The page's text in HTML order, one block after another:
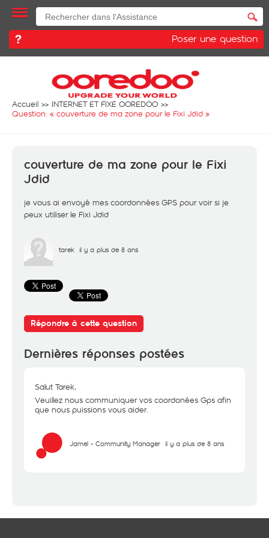
Poser une question
Accueil
INTERNET ET FIXE OOREDOO
Question: « couverture de ma zone pour le Fixi Jdid »
couverture de ma zone pour le Fixi
Jdid
je vous ai envoyé mes coordonnées GPS pour voir si je
peux utiliser le Fixi Jdid
tarek il y a plus de 8 ans
Répondre à cette question
Dernières réponses postées
Salut Tarek,
Veuillez nous communiquer vos coordonées Gps afin
que nous puissions vous aider.
Jamel - Community Manager il y a plus de 8 ans